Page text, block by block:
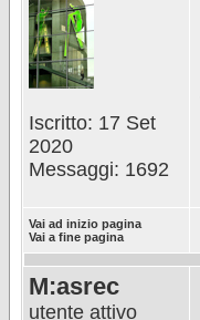
Iscritto: 17 Set
2020
Messaggi: 1692
Vai ad inizio pagina
Vai a fine pagina
M:asrec
utente attivo